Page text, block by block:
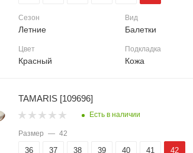
Сезон
Летние
Вид
Балетки
Цвет
Красный
Подкладка
Кожа
TAMARIS [109696]
Есть в наличии
Размер — 42
36 37 38 39 40 41 42